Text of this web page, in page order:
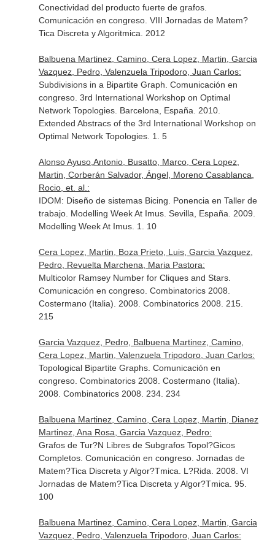
Conectividad del producto fuerte de grafos.
Comunicación en congreso. VIII Jornadas de Matem?
Tica Discreta y Algoritmica. 2012
Balbuena Martinez, Camino, Cera Lopez, Martin, Garcia
Vazquez, Pedro, Valenzuela Tripodoro, Juan Carlos:
Subdivisions in a Bipartite Graph. Comunicación en
congreso. 3rd International Workshop on Optimal
Network Topologies. Barcelona, España. 2010.
Extended Abstracs of the 3rd International Workshop on
Optimal Network Topologies. 1. 5
Alonso Ayuso,Antonio, Busatto, Marco, Cera Lopez,
Martin, Corberán Salvador, Ángel, Moreno Casablanca,
Rocio, et. al.:
IDOM: Diseño de sistemas Bicing. Ponencia en Taller de
trabajo. Modelling Week At Imus. Sevilla, España. 2009.
Modelling Week At Imus. 1. 10
Cera Lopez, Martin, Boza Prieto, Luis, Garcia Vazquez,
Pedro, Revuelta Marchena, Maria Pastora:
Multicolor Ramsey Number for Cliques and Stars.
Comunicación en congreso. Combinatorics 2008.
Costermano (Italia). 2008. Combinatorics 2008. 215.
215
Garcia Vazquez, Pedro, Balbuena Martinez, Camino,
Cera Lopez, Martin, Valenzuela Tripodoro, Juan Carlos:
Topological Bipartite Graphs. Comunicación en
congreso. Combinatorics 2008. Costermano (Italia).
2008. Combinatorics 2008. 234. 234
Balbuena Martinez, Camino, Cera Lopez, Martin, Dianez
Martinez, Ana Rosa, Garcia Vazquez, Pedro:
Grafos de Tur?N Libres de Subgrafos Topol?Gicos
Completos. Comunicación en congreso. Jornadas de
Matem?Tica Discreta y Algor?Tmica. L?Rida. 2008. VI
Jornadas de Matem?Tica Discreta y Algor?Tmica. 95.
100
Balbuena Martinez, Camino, Cera Lopez, Martin, Garcia
Vazquez, Pedro, Valenzuela Tripodoro, Juan Carlos: